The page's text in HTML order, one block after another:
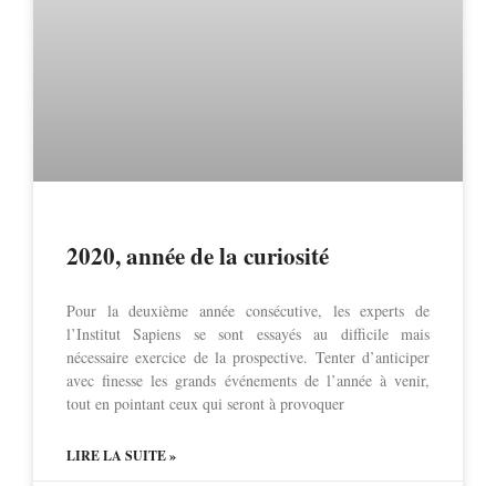
2020, année de la curiosité
Pour la deuxième année consécutive, les experts de
l’Institut Sapiens se sont essayés au difficile mais
nécessaire exercice de la prospective. Tenter d’anticiper
avec finesse les grands événements de l’année à venir,
tout en pointant ceux qui seront à provoquer
LIRE LA SUITE »